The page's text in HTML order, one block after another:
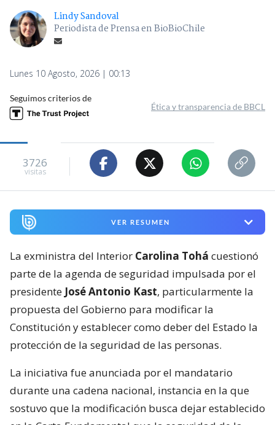
Lindy Sandoval
Periodista de Prensa en BioBioChile
Lunes 10 Agosto, 2026 | 00:13
Seguimos criterios de
Ética y transparencia de BBCL
3726
visitas
VER RESUMEN
La exministra del Interior Carolina Tohá cuestionó
parte de la agenda de seguridad impulsada por el
presidente José Antonio Kast, particularmente la
propuesta del Gobierno para modificar la
Constitución y establecer como deber del Estado la
protección de la seguridad de las personas.
La iniciativa fue anunciada por el mandatario
durante una cadena nacional, instancia en la que
sostuvo que la modificación busca dejar establecido